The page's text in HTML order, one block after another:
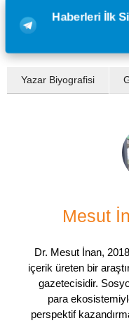
Haberleri İlk
Yazar Biyografisi
Mesut
Dr. Mesut İnan,
içerik üreten bir
gazetecisidir.
para
perspektif